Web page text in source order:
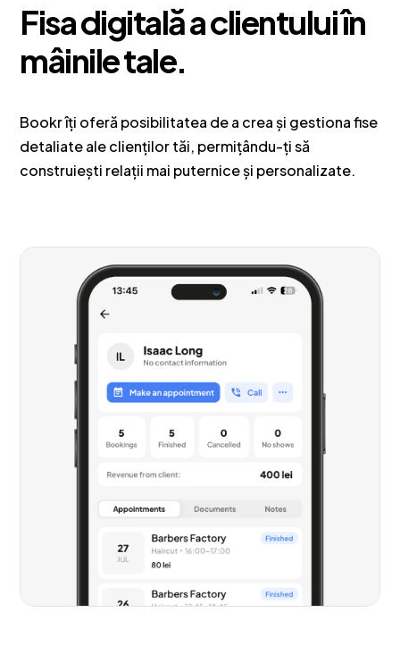
Fisa digitală a clientului în
mâinile tale.
Bookr îți oferă posibilitatea de a crea și gestiona fise
detaliate ale clienților tăi, permițându-ți să
construiești relații mai puternice și personalizate.